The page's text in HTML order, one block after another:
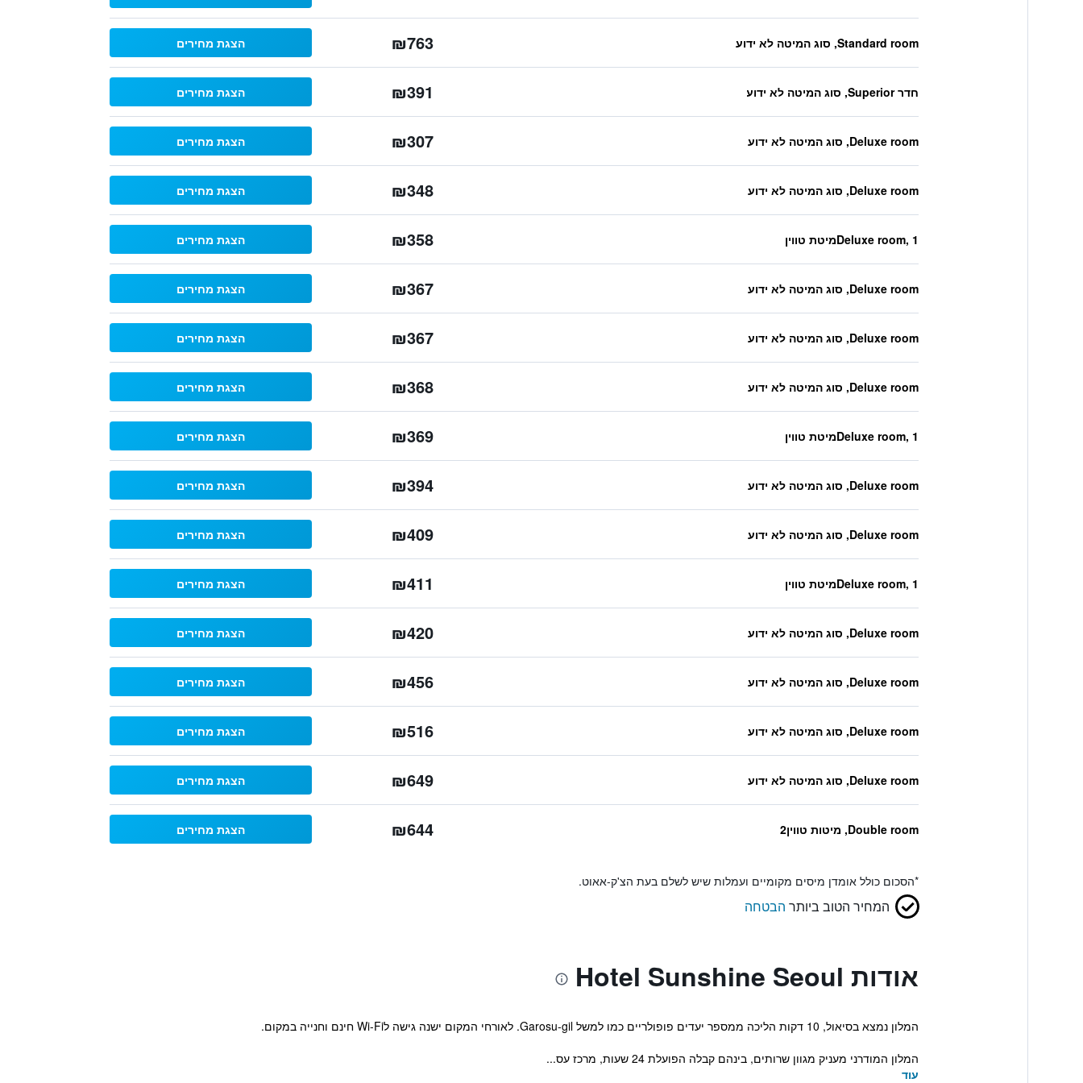
Standard room, סוג המיטה לא ידוע ₪763 הצגת מחירים
חדר Superior, סוג המיטה לא ידוע ₪391 הצגת מחירים
Deluxe room, סוג המיטה לא ידוע ₪307 הצגת מחירים
Deluxe room, סוג המיטה לא ידוע ₪348 הצגת מחירים
Deluxe room, 1מיטת טווין ₪358 הצגת מחירים
Deluxe room, סוג המיטה לא ידוע ₪367 הצגת מחירים
Deluxe room, סוג המיטה לא ידוע ₪367 הצגת מחירים
Deluxe room, סוג המיטה לא ידוע ₪368 הצגת מחירים
Deluxe room, 1מיטת טווין ₪369 הצגת מחירים
Deluxe room, סוג המיטה לא ידוע ₪394 הצגת מחירים
Deluxe room, סוג המיטה לא ידוע ₪409 הצגת מחירים
Deluxe room, 1מיטת טווין ₪411 הצגת מחירים
Deluxe room, סוג המיטה לא ידוע ₪420 הצגת מחירים
Deluxe room, סוג המיטה לא ידוע ₪456 הצגת מחירים
Deluxe room, סוג המיטה לא ידוע ₪516 הצגת מחירים
Deluxe room, סוג המיטה לא ידוע ₪649 הצגת מחירים
Double room, מיטות טווין2 ₪644 הצגת מחירים
*הסכום כולל אומדן מיסים מקומיים ועמלות שיש לשלם בעת הצ'ק-אאוט.
המחיר הטוב ביותר הבטחה
אודות Hotel Sunshine Seoul
המלון נמצא בסיאול, 10 דקות הליכה ממספר יעדים פופולריים כמו למשל Garosu-gil. לאורחי המקום ישנה גישה לWi-Fi חינם וחנייה במקום.
המלון המודרני מעניק מגוון שרותים, בינהם קבלה הפועלת 24 שעות, מרכז עס...
עוד